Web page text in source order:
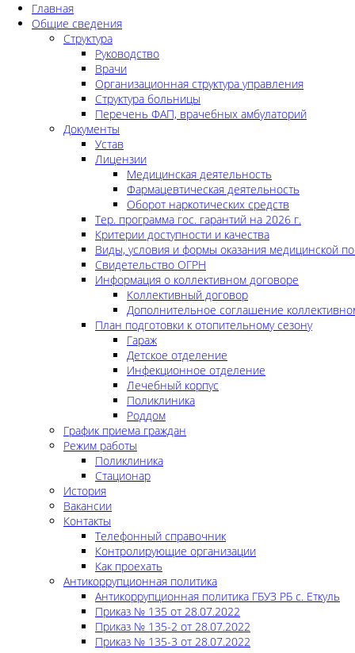
Главная
Общие сведения
Структура
Руководство
Врачи
Организационная структура управления
Структура больницы
Перечень ФАП, врачебных амбулаторий
Документы
Устав
Лицензии
Медицинская деятельность
Фармацевтическая деятельность
Оборот наркотических средств
Тер. программа гос. гарантий на 2026 г.
Критерии доступности и качества
Виды, условия и формы оказания медицинской
Свидетельство ОГРН
Информация о коллективном договоре
Коллективный договор
Дополнительное соглашение
План подготовки к отопительному сезону
Гараж
Детское отделение
Инфекционное отделение
Лечебный корпус
Поликлиника
Роддом
График приема граждан
Режим работы
Поликлиника
Стационар
История
Вакансии
Контакты
Телефонный справочник
Контролирующие организации
Как проехать
Антикоррупционная политика
Антикоррупционная политика ГБУЗ РБ с. Еткуль
Приказ № 135 от 28.07.2022
Приказ № 135-2 от 28.07.2022
Приказ № 135-3 от 28.07.2022